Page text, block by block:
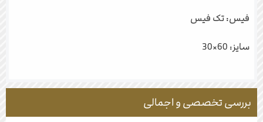
فیس: تک فیس
سایز: 60×30
بررسی تخصصی و اجمالی